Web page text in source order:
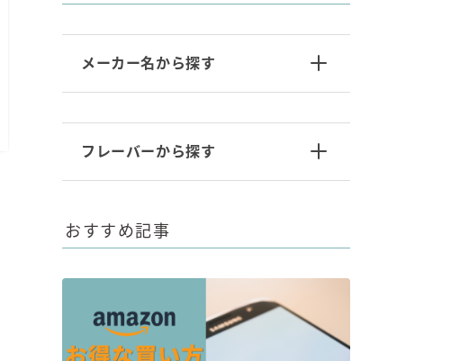
メーカー名から探す
フレーバーから探す
おすすめ記事